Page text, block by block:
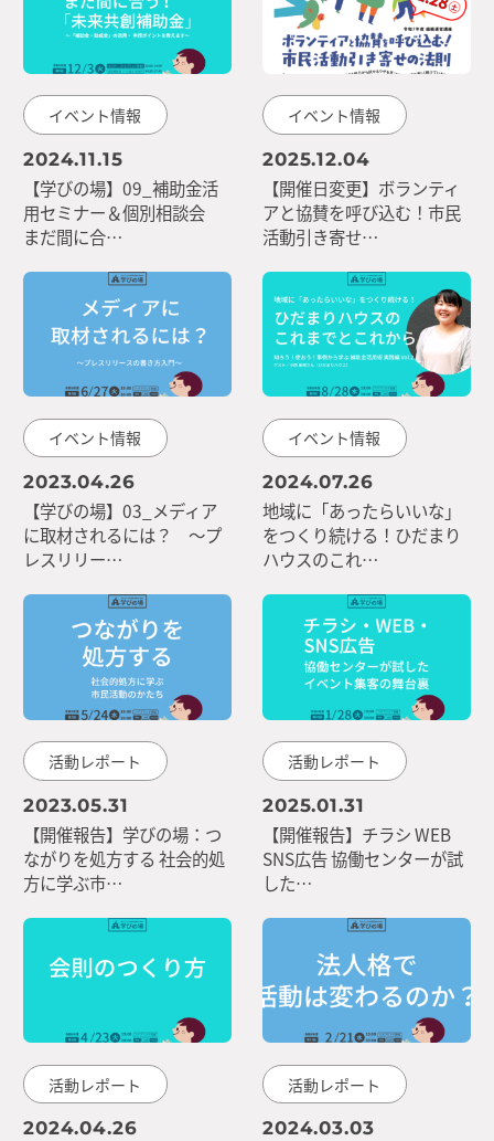
イベント情報
2024.11.15
【学びの場】09_補助金活
用セミナー＆個別相談会
まだ間に合…
イベント情報
2025.12.04
【開催日変更】ボランティ
アと協賛を呼び込む！市民
活動引き寄せ…
イベント情報
2023.04.26
【学びの場】03_メディア
に取材されるには？ ～プ
レスリリー…
イベント情報
2024.07.26
地域に「あったらいいな」
をつくり続ける！ひだまり
ハウスのこれ…
活動レポート
2023.05.31
【開催報告】学びの場：つ
ながりを処方する 社会的処
方に学ぶ市…
活動レポート
2025.01.31
【開催報告】チラシ WEB
SNS広告 協働センターが試
した…
活動レポート
2024.04.26
活動レポート
2024.03.03